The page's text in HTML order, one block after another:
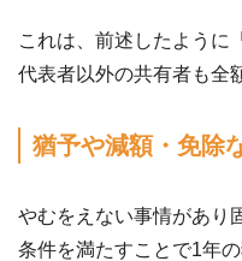
これは、前述したように
代表者以外の共有者も全
猶予や減額・免除
やむをえない事情があり
条件を満たすことで1年